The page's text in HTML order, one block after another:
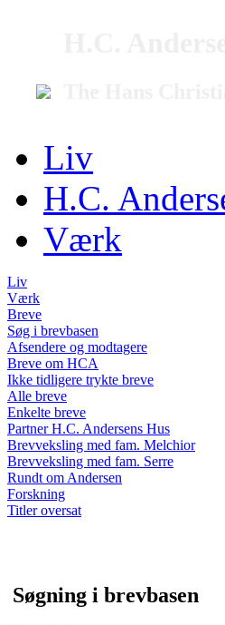
Liv
H.C.
Værk
Liv
Værk
Breve
Søg i brevbasen
Afsendere og modtagere
Breve om HCA
Ikke tidligere trykte breve
Alle breve
Enkelte breve
Partner H.C. Andersens Hus
Brevveksling med fam. Melchior
Brevveksling med fam. Serre
Rundt om Andersen
Forskning
Titler oversat
Søgning i brevbasen